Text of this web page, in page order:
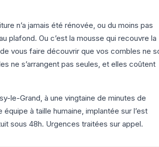
n’a jamais été rénovée, ou du moins pas
plafond. Ou c’est la mousse qui recouvre la
vous faire découvrir que vos combles ne
ne s’arrangent pas seules, et elles coûtent
le-Grand, à une vingtaine de minutes de
à taille humaine, implantée sur l’est
sous 48h. Urgences traitées sur appel.